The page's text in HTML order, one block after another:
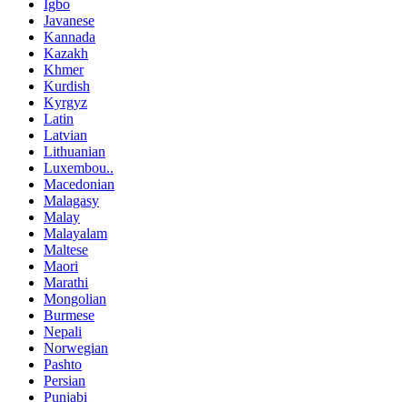
Igbo
Javanese
Kannada
Kazakh
Khmer
Kurdish
Kyrgyz
Latin
Latvian
Lithuanian
Luxembou..
Macedonian
Malagasy
Malay
Malayalam
Maltese
Maori
Marathi
Mongolian
Burmese
Nepali
Norwegian
Pashto
Persian
Punjabi